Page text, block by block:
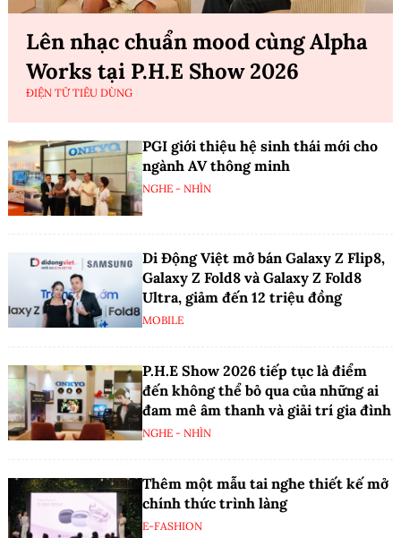
Lên nhạc chuẩn mood cùng Alpha
Works tại P.H.E Show 2026
ĐIỆN TỬ TIÊU DÙNG
PGI giới thiệu hệ sinh thái mới cho
ngành AV thông minh
NGHE - NHÌN
Di Động Việt mở bán Galaxy Z Flip8,
Galaxy Z Fold8 và Galaxy Z Fold8
Ultra, giảm đến 12 triệu đồng
MOBILE
P.H.E Show 2026 tiếp tục là điểm
đến không thể bỏ qua của những ai
đam mê âm thanh và giải trí gia đình
NGHE - NHÌN
Thêm một mẫu tai nghe thiết kế mở
chính thức trình làng
E-FASHION